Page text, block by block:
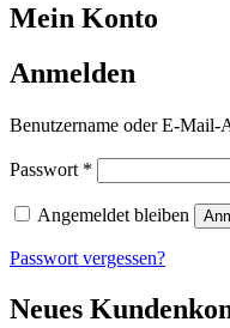
Mein Konto
Anmelden
Benutzername oder E-Mail-
Passwort *
Angemeldet bleiben
Passwort vergessen?
Neues